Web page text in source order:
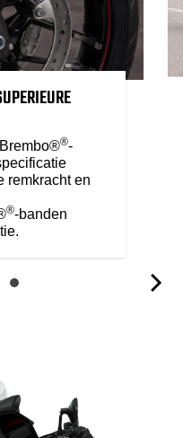
®-
remkracht en
®-banden